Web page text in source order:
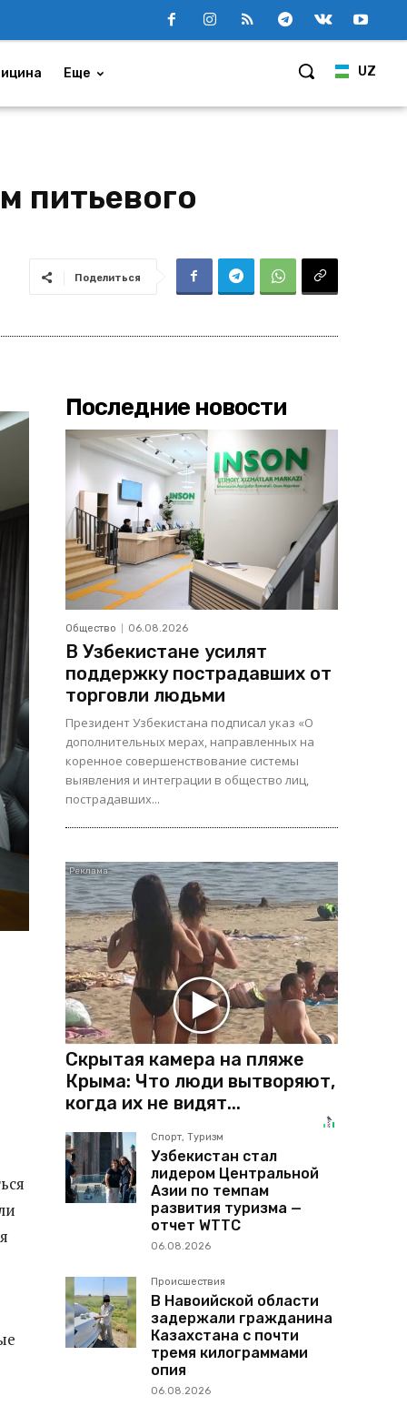
UZ
Еще
питьевого
Поделиться
Последние новости
Общество 06.08.2026
В Узбекистане усилят
поддержку пострадавших от
торговли людьми
Президент Узбекистана подписал указ «О
дополнительных мерах, направленных на
коренное совершенствование системы
выявления и интеграции в общество лиц,
пострадавших...
Скрытая камера на пляже
Крыма: Что люди вытворяют,
когда их не видят...
Спорт, Туризм
Узбекистан стал
лидером Центральной
Азии по темпам
развития туризма —
отчет WTTC
06.08.2026
Происшествия
В Навоийской области
задержали гражданина
Казахстана с почти
тремя килограммами
опия
06.08.2026